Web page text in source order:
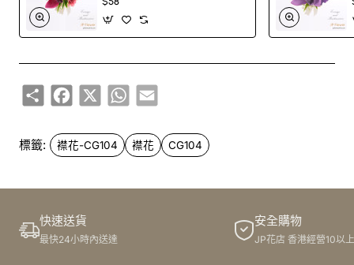
ShareFacebook
X WhatsApp
Email
標籤: 襟花-CG104 襟花 CG104
快速送貨
最快24小時內送達
安全購物
JP花店 香港經營10以